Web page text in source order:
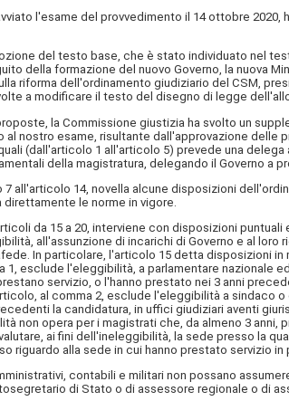
l'esame del provvedimento il 14 ottobre
del testo base, che è stato individuato nel
della formazione del nuovo Governo, la nuova
riforma dell'ordinamento giudiziario del CSM,
a modificare il testo del disegno di legge
la Commissione giustizia ha svolto un
nostro esame, risultante dall'approvazione
(dall'articolo 1 all'articolo 5) prevede una
della magistratura, delegando il Governo
all'articolo 14, novella alcune disposizioni
le norme in vigore.
da 15 a 20, interviene con disposizioni
all'assunzione di incarichi di Governo e al
In particolare, l'articolo 15 detta disposizioni
1, esclude l'eleggibilità, a parlamentare
servizio, o l'hanno prestato nei 3 anni
al comma 2, esclude l'eleggibilità a sindaco
la candidatura, in uffici giudiziari aventi
non opera per i magistrati che, da almeno 3
ai fini dell'ineleggibilità, la sede presso la
riguardo alla sede in cui hanno prestato servizio in
contabili e militari non possano
di Stato o di assessore regionale o di